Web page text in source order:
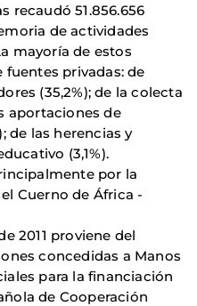
recaudó 51.856.656
de actividades
mayoría de estos
fuentes privadas: de
(35,2%); de la colecta
aportaciones de
de las herencias y
(3,1%).
por la
Cuerno de África -
2011 proviene del
concedidas a Manos
para la financiación
de Cooperación